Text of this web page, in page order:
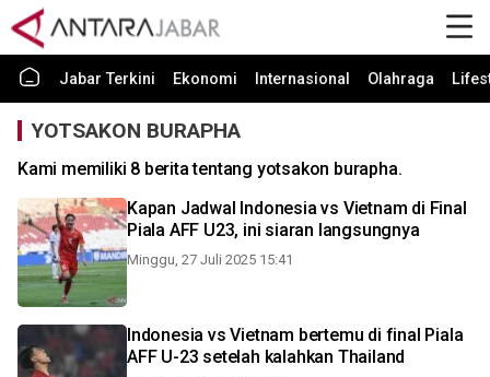
Jabar Terkini Ekonomi Internasional Olahraga
YOTSAKON BURAPHA
Kami memiliki 8 berita tentang yotsakon burapha.
Kapan Jadwal Indonesia vs Vietnam di Final
Piala AFF U23, ini siaran langsungnya
Minggu, 27 Juli 2025 15:41
Indonesia vs Vietnam bertemu di final Piala
AFF U-23 setelah kalahkan Thailand